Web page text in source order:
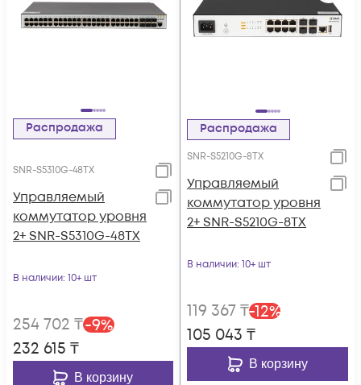
Распродажа
SNR-S5310G-48TX
Управляемый
коммутатор уровня
2+ SNR-S5310G-48TX
В наличии: 10+ шт
254 702 ₸-9%
232 615 ₸
В корзину
Распродажа
SNR-S5210G-8TX
Управляемый
коммутатор уровня
2+ SNR-S5210G-8TX
В наличии: 10+ шт
119 367₸-12%
105 043 ₸
В корзину